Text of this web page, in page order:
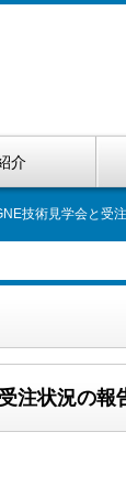
介
技術見学会と受
注状況の報